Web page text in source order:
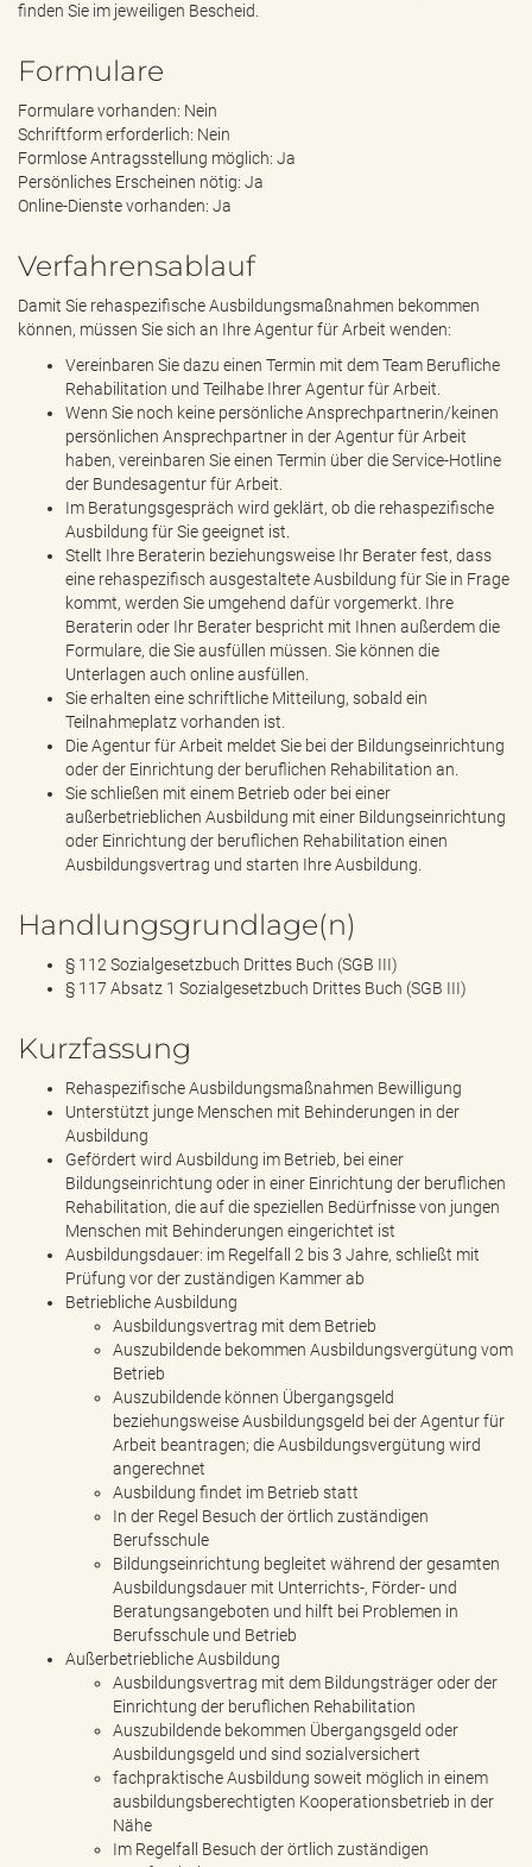
finden Sie im jeweiligen Bescheid.
Formulare
Formulare vorhanden: Nein
Schriftform erforderlich: Nein
Formlose Antragsstellung möglich: Ja
Persönliches Erscheinen nötig: Ja
Online-Dienste vorhanden: Ja
Verfahrensablauf
Damit Sie rehaspezifische Ausbildungsmaßnahmen bekommen
können, müssen Sie sich an Ihre Agentur für Arbeit wenden:
Vereinbaren Sie dazu einen Termin mit dem Team Berufliche
Rehabilitation und Teilhabe Ihrer Agentur für Arbeit.
Wenn Sie noch keine persönliche Ansprechpartnerin/keinen
persönlichen Ansprechpartner in der Agentur für Arbeit
haben, vereinbaren Sie einen Termin über die Service-Hotline
der Bundesagentur für Arbeit.
Im Beratungsgespräch wird geklärt, ob die rehaspezifische
Ausbildung für Sie geeignet ist.
Stellt Ihre Beraterin beziehungsweise Ihr Berater fest, dass
eine rehaspezifisch ausgestaltete Ausbildung für Sie in Frage
kommt, werden Sie umgehend dafür vorgemerkt. Ihre
Beraterin oder Ihr Berater bespricht mit Ihnen außerdem die
Formulare, die Sie ausfüllen müssen. Sie können die
Unterlagen auch online ausfüllen.
Sie erhalten eine schriftliche Mitteilung, sobald ein
Teilnahmeplatz vorhanden ist.
Die Agentur für Arbeit meldet Sie bei der Bildungseinrichtung
oder der Einrichtung der beruflichen Rehabilitation an.
Sie schließen mit einem Betrieb oder bei einer
außerbetrieblichen Ausbildung mit einer Bildungseinrichtung
oder Einrichtung der beruflichen Rehabilitation einen
Ausbildungsvertrag und starten Ihre Ausbildung.
Handlungsgrundlage(n)
§ 112 Sozialgesetzbuch Drittes Buch (SGB III)
§ 117 Absatz 1 Sozialgesetzbuch Drittes Buch (SGB III)
Kurzfassung
Rehaspezifische Ausbildungsmaßnahmen Bewilligung
Unterstützt junge Menschen mit Behinderungen in der
Ausbildung
Gefördert wird Ausbildung im Betrieb, bei einer
Bildungseinrichtung oder in einer Einrichtung der beruflichen
Rehabilitation, die auf die speziellen Bedürfnisse von jungen
Menschen mit Behinderungen eingerichtet ist
Ausbildungsdauer: im Regelfall 2 bis 3 Jahre, schließt mit
Prüfung vor der zuständigen Kammer ab
Betriebliche Ausbildung
Ausbildungsvertrag mit dem Betrieb
Auszubildende bekommen Ausbildungsvergütung vom
Betrieb
Auszubildende können Übergangsgeld
beziehungsweise Ausbildungsgeld bei der Agentur für
Arbeit beantragen; die Ausbildungsvergütung wird
angerechnet
Ausbildung findet im Betrieb statt
In der Regel Besuch der örtlich zuständigen
Berufsschule
Bildungseinrichtung begleitet während der gesamten
Ausbildungsdauer mit Unterrichts-, Förder- und
Beratungsangeboten und hilft bei Problemen in
Berufsschule und Betrieb
Außerbetriebliche Ausbildung
Ausbildungsvertrag mit dem Bildungsträger oder der
Einrichtung der beruflichen Rehabilitation
Auszubildende bekommen Übergangsgeld oder
Ausbildungsgeld und sind sozialversichert
fachpraktische Ausbildung soweit möglich in einem
ausbildungsberechtigten Kooperationsbetrieb in der
Nähe
Im Regelfall Besuch der örtlich zuständigen